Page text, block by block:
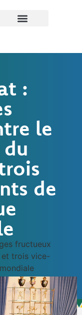
:
le
de
fructueux
et trois vice-